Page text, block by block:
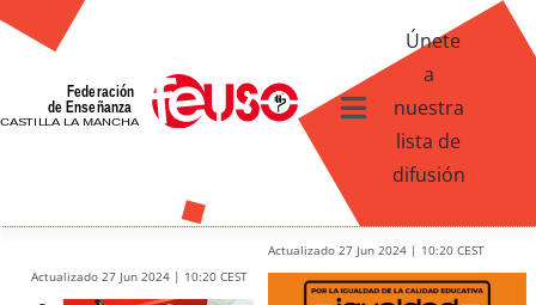
Skip
content
Toggle
Navigation
Únete
a
nuestra
lista de
difusión
Actualizado 27 Jun 2024 | 10:20 CEST
Actualizado 27 Jun 2024 | 10:20 CEST